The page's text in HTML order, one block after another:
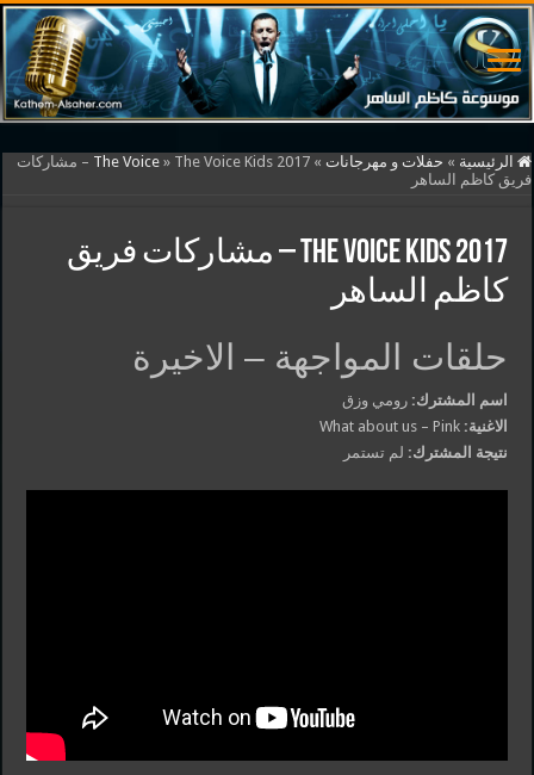
الرئيسية » حفلات و مهرجانات »
The Voice »
The Voice Kids 2017 – مشاركات
فريق كاظم الساهر
The Voice Kids 2017 – مشاركات فريق
كاظم الساهر
حلقات المواجهة – الاخيرة
اسم المشترك: رومي وزق
الاغنية: What about us – Pink
نتيجة المشترك: لم تستمر